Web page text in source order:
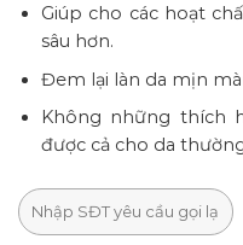
Giúp cho các hoạt
sâu hơn.
Đem lại làn da mịn
Không những thích
được cả cho da